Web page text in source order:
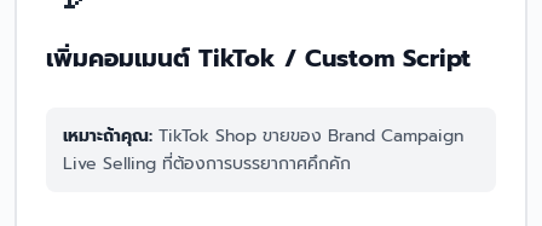
เพิ่มคอมเมนต์ TikTok / Custom Script
เหมาะถ้าคุณ: TikTok Shop ขายของ Brand Campaign
Live Selling ที่ต้องการบรรยากาศคึกคัก